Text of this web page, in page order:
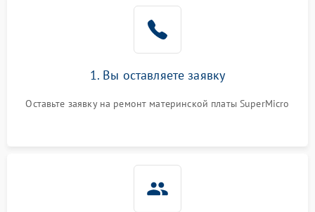
1. Вы оставляете заявку
Оставьте заявку на ремонт материнской платы SuperMicro